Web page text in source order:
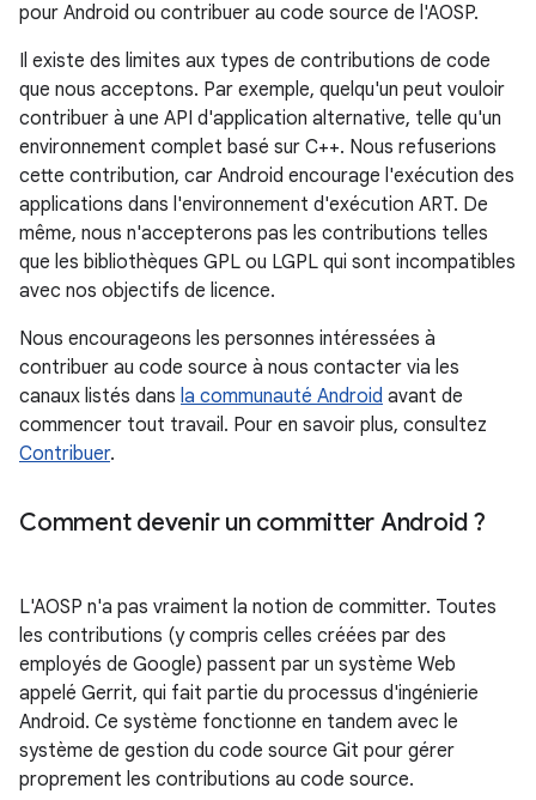
pour Android ou contribuer au code source de l'AOSP.
Il existe des limites aux types de contributions de code
que nous acceptons. Par exemple, quelqu'un peut vouloir
contribuer à une API d'application alternative, telle qu'un
environnement complet basé sur C++. Nous refuserions
cette contribution, car Android encourage l'exécution des
applications dans l'environnement d'exécution ART. De
même, nous n'accepterons pas les contributions telles
que les bibliothèques GPL ou LGPL qui sont incompatibles
avec nos objectifs de licence.
Nous encourageons les personnes intéressées à
contribuer au code source à nous contacter via les
canaux listés dans la communauté Android avant de
commencer tout travail. Pour en savoir plus, consultez
Contribuer.
Comment devenir un committer Android ?
L'AOSP n'a pas vraiment la notion de committer. Toutes
les contributions (y compris celles créées par des
employés de Google) passent par un système Web
appelé Gerrit, qui fait partie du processus d'ingénierie
Android. Ce système fonctionne en tandem avec le
système de gestion du code source Git pour gérer
proprement les contributions au code source.